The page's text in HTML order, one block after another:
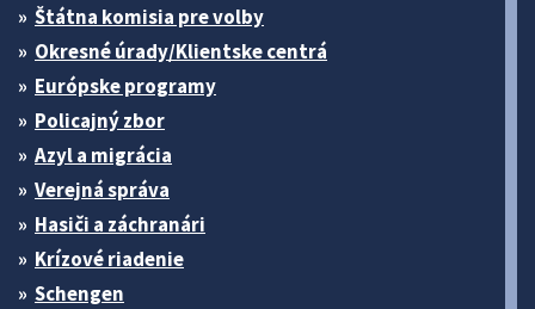
Štátna komisia pre volby
Okresné úrady/Klientske centrá
Európske programy
Policajný zbor
Azyl a migrácia
Verejná správa
Hasiči a záchranári
Krízové riadenie
Schengen